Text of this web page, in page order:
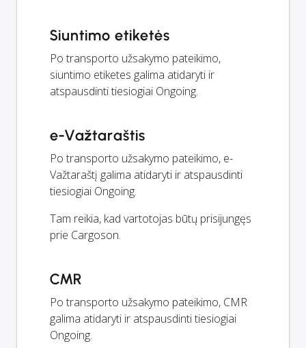
Siuntimo etiketės
Po transporto užsakymo pateikimo,
siuntimo etiketes galima atidaryti ir
atspausdinti tiesiogiai Ongoing.
e-Važtaraštis
Po transporto užsakymo pateikimo, e-
Važtaraštį galima atidaryti ir atspausdinti
tiesiogiai Ongoing.
Tam reikia, kad vartotojas būtų prisijungęs
prie Cargoson.
CMR
Po transporto užsakymo pateikimo, CMR
galima atidaryti ir atspausdinti tiesiogiai
Ongoing.